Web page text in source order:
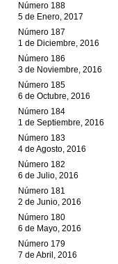
Número 188
5 de Enero, 2017
Número 187
1 de Diciembre, 2016
Número 186
3 de Noviembre, 2016
Número 185
6 de Octubre, 2016
Número 184
1 de Septiembre, 2016
Número 183
4 de Agosto, 2016
Número 182
6 de Julio, 2016
Número 181
2 de Junio, 2016
Número 180
6 de Mayo, 2016
Número 179
7 de Abril, 2016